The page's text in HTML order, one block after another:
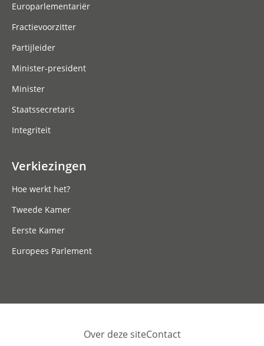
Europarlementariër
Fractievoorzitter
Partijleider
Minister-president
Minister
Staatssecretaris
Integriteit
Verkiezingen
Hoe werkt het?
Tweede Kamer
Eerste Kamer
Europees Parlement
Over deze siteContact